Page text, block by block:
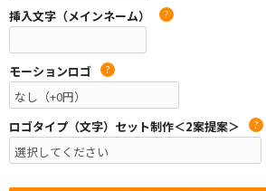
挿入文字（メインネーム） ?
モーションロゴ ?
ロゴタイプ（文字）セット制作＜2案提案＞ ?